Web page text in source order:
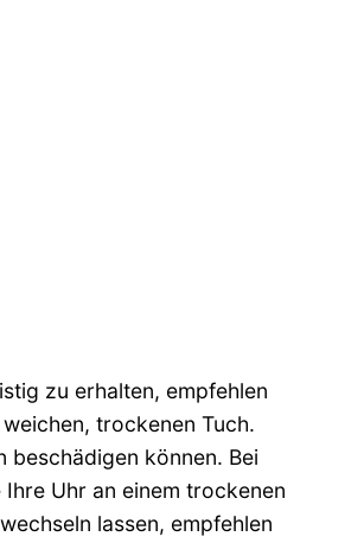
zu erhalten, empfehlen
trockenen Tuch.
beschädigen können. Bei
Uhr an einem trockenen
lassen, empfehlen